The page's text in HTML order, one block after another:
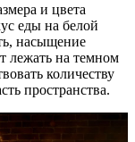
и цвета
еды на белой
насыщение
лежать на темном
количеству
пространства.